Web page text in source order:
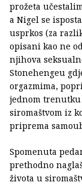
prožeta
a Nigel se
usprkos (za
opisani kao ne
njihova
Stonehengeu
orgazmima,
jednom
siromaštvom iz
priprema
Spomenuta
prethodno
života u